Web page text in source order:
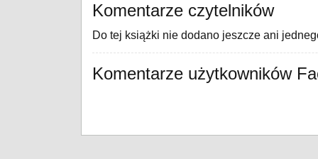
Komentarze czytelników
Do tej książki nie dodano jeszcze ani
Komentarze użytkowników